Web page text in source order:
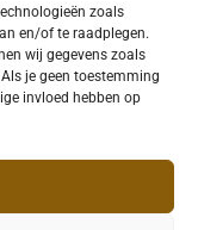
zoals
en/of te raadplegen.
wij gegevens zoals
je geen toestemming
invloed hebben op